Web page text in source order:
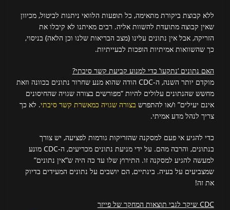
ללא קבוצת ביקורת מתאימה, כל תופעות הלוואי ניתנות לביטול, מכיוון
שאין קבוצה מתועדת להשוות אליה. רבים מאיתנו לא קיבלו את
הזריקה, אבל אין נתונים עלינו (מצב הבריאות שלנו וכן הלאה) בניסוי,
כך שהשוואות אמיתיות הופכות לבעייתיות.
האם נתונים ‘נתקעו’ כדי למנוע קביעת קשר סיבתי?
מוקדם יותר השנה, ה-CDC הודה שהוא מנע שחרור נתונים בכוונה וזאת
מחשש שהנתונים עלולים להיות “מפורשים בצורה שגויה שהחיסונים
אינם יעילים” ו/או להתפרש בצורה שגויה כמאשרת קשר סיבתי. לא כך
צריך לנהל מדע אמיתי.
כדי להגיע אי פעם למסקנה שהזריקות גורמות לפציעה, יש צורך
בנתונים, והרבה מהם. על ידי מניעת נתונים מכריעים, ה-CDC מונע
למעשה להגיע למסקנה זו. התירוץ שלו עד כה היה ש”אין נתונים”
שמצביעים על בעיה. בינתיים, הם יושבים על נתונים המעידים בדיוק
את זה!
CDC שיקר לגבי תוצאות המחקר של פייזר